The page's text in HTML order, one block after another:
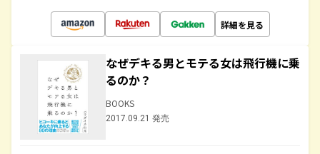
詳細を見る
なぜデキる男とモテる女は飛行機に乗
るのか？
BOOKS
2017.09.21 発売